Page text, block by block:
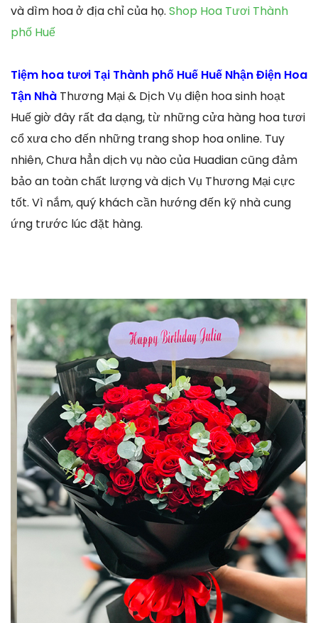
và dìm hoa ở địa chỉ của họ. Shop Hoa Tươi Thành
phố Huế
Tiệm hoa tươi Tại Thành phố Huế Huế Nhận Điện Hoa
Tận Nhà Thương Mại & Dịch Vụ điện hoa sinh hoạt
Huế giờ đây rất đa dạng, từ những cửa hàng hoa tươi
cổ xưa cho đến những trang shop hoa online. Tuy
nhiên, Chưa hẳn dịch vụ nào của Huadian cũng đảm
bảo an toàn chất lượng và dịch Vụ Thương Mại cực
tốt. Vì nắm, quý khách cần hướng đến kỹ nhà cung
ứng trước lúc đặt hàng.